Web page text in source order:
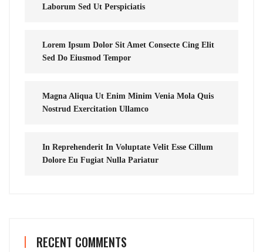
Laborum Sed Ut Perspiciatis
Lorem Ipsum Dolor Sit Amet Consecte Cing Elit
Sed Do Eiusmod Tempor
Magna Aliqua Ut Enim Minim Venia Mola Quis
Nostrud Exercitation Ullamco
In Reprehenderit In Voluptate Velit Esse Cillum
Dolore Eu Fugiat Nulla Pariatur
RECENT COMMENTS